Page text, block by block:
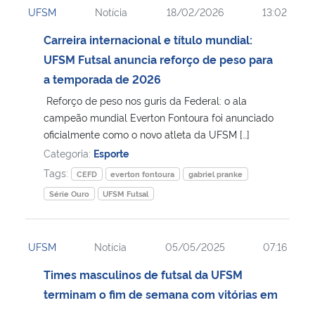
Ministério da Cidadania
Ministério de Minas e Energia
Ministério da Ciência, Tecnologia, Inovações e Comunicações
Ministério do Meio Ambiente
Ministério do Turismo
Controladoria-Geral da União
UFSM Notícia 18/02/2026 13:02
Carreira internacional e título mundial:
UFSM Futsal anuncia reforço de peso para
a temporada de 2026
Reforço de peso nos guris da Federal: o ala
campeão mundial Everton Fontoura foi anunciado
oficialmente como o novo atleta da UFSM […]
Categoria: Esporte
Tags:
CEFD everton fontoura
gabriel pranke
Série Ouro
UFSM Futsal
UFSM Notícia 05/05/2025 07:16
Times masculinos de futsal da UFSM
terminam o fim de semana com vitórias em